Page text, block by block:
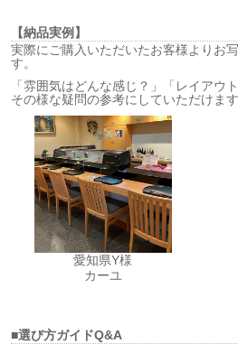
【納品実例】
実際にご購入いただいたお客様よりお
す。
「雰囲気はどんな感じ？」「レイアウ
その様な疑問の参考にしていただけます
愛知県Y様
カーユ
■選び方ガイドQ&A